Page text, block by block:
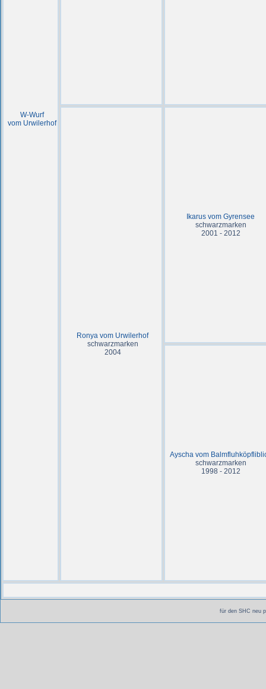
W-Wurf
vom Urwilerhof
Ronya vom Urwilerhof
schwarzmarken
2004
Ikarus vom Gyrensee
schwarzmarken
2001 - 2012
Ayscha vom
schwarzmarken
1998 - 2012
für den SHC neu